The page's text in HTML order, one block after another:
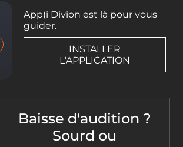
App(i Divion est là pour vous
guider.
INSTALLER
L'APPLICATION
Baisse d'audition ?
Sourd ou